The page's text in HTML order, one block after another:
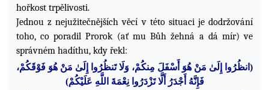
hořkost trpělivosti.
Jednou z nejužitečnějších věcí v této situaci je dodržování
toho, co poradil Prorok (ať mu Bůh žehná a dá mír) ve
správném hadíthu, kdy řekl:
( نظُرُوا إِلَىٰ مَنْ هُوَ أَسْفَلَ مِنكُمْ، وَلَا تَنظُرُوا إِلَىٰ مَنْ هُوَ فَوْقَكُمْ،
فَإِنَّهُ أَجْدَرُ أَلَّا تَزْدَرُوا نِعْمَةَ للَّهِ عَلَيْكُمْ)